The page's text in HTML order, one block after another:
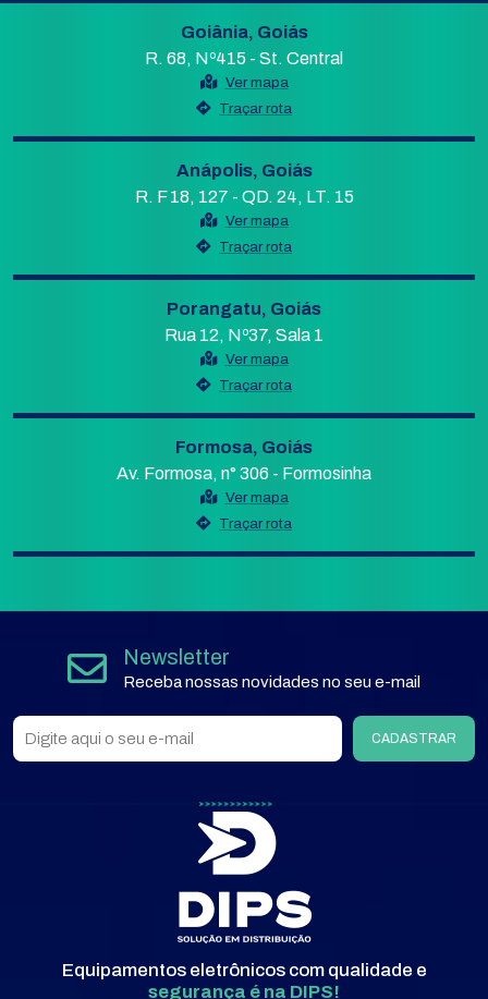
Goiânia, Goiás
R. 68, Nº415 - St. Central
Ver mapa
Traçar rota
Anápolis, Goiás
R. F 18, 127 - QD. 24, LT. 15
Ver mapa
Traçar rota
Porangatu, Goiás
Rua 12, Nº37, Sala 1
Ver mapa
Traçar rota
Formosa, Goiás
Av. Formosa, n° 306 - Formosinha
Ver mapa
Traçar rota
Newsletter
Receba nossas novidades no seu e-mail
CADASTRAR
Equipamentos eletrônicos com qualidade e
segurança é na DIPS!